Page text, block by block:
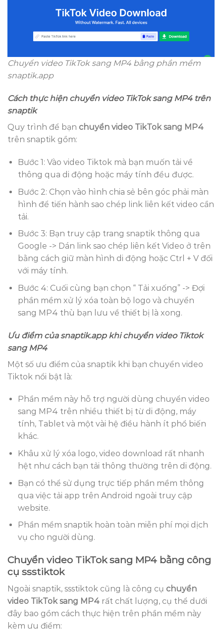
Chuyển video TikTok sang MP4 bằng phần mềm
snaptik.app
Cách thực hiện chuyển video TikTok sang MP4 trên
snaptik
Quy trình để bạn chuyển video TikTok sang MP4
trên snaptik gồm:
Bước 1: Vào video Tiktok mà bạn muốn tải về
thông qua di động hoặc máy tính đều được.
Bước 2: Chọn vào hình chia sẻ bên góc phải màn
hình để tiến hành sao chép link liên kết video cần
tải.
Bước 3: Bạn truy cập trang snaptik thông qua
Google -> Dán link sao chép liên kết Video ở trên
bằng cách giữ màn hình di động hoặc Ctrl + V đối
với máy tính.
Bước 4: Cuối cùng bạn chọn “ Tải xuống” -> Đợi
phần mềm xử lý xóa toàn bộ logo và chuyển
sang MP4 thù bạn lưu về thiết bị là xong.
Ưu điểm của snaptik.app khi chuyển video Tiktok
sang MP4
Một số ưu điểm của snaptik khi bạn chuyển video
Tiktok nổi bật là:
Phần mềm này hỗ trợ người dùng chuyển video
sang MP4 trên nhiều thiết bị từ di động, máy
tính, Tablet và một vài hệ điều hành ít phổ biến
khác.
Khâu xử lý xóa logo, video download rất nhanh
hệt như cách bạn tải thông thường trên di động.
Bạn có thể sử dụng trực tiếp phần mềm thông
qua việc tải app trên Android ngoài truy cập
website.
Phần mềm snaptik hoàn toàn miễn phí mọi dịch
vụ cho người dùng.
Chuyển video TikTok sang MP4 bằng công
cụ ssstiktok
Ngoài snaptik, ssstiktok cũng là công cụ chuyển
video TikTok sang MP4 rất chất lượng, cụ thể dưới
đây bao gồm cách thực hiện trên phần mềm này
kèm ưu điểm: